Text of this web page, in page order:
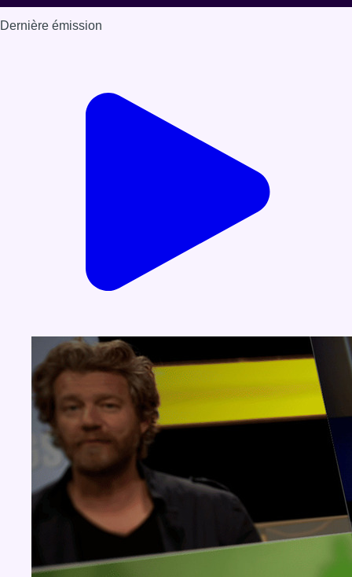
Dernière émission